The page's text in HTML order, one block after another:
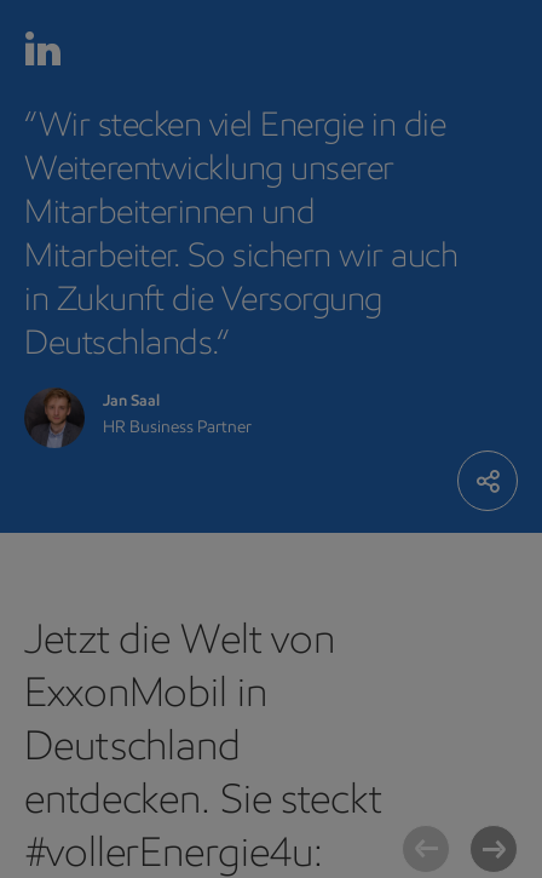
“Wir stecken viel Energie in die
Weiterentwicklung unserer
Mitarbeiterinnen und
Mitarbeiter. So sichern wir auch
in Zukunft die Versorgung
Deutschlands.“
Jan Saal
HR Business Partner
Jetzt die Welt von
ExxonMobil in
Deutschland
entdecken. Sie steckt
#vollerEnergie4u: